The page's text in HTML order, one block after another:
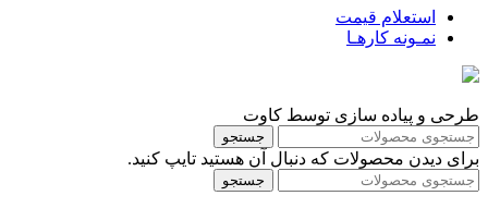
استعلام قیمت
نمـونه کارهـا
طرحی و پیاده سازی توسط کاوت
جستجو
برای دیدن محصولات که دنبال آن هستید تایپ کنید.
جستجو